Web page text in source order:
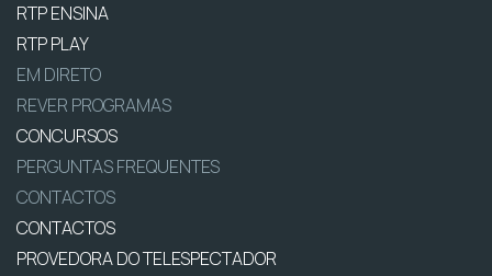
RTP ENSINA
RTP PLAY
EM DIRETO
REVER PROGRAMAS
CONCURSOS
PERGUNTAS FREQUENTES
CONTACTOS
CONTACTOS
PROVEDORA DO TELESPECTADOR